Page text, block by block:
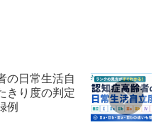
の日常生活自
きり度の判定
例